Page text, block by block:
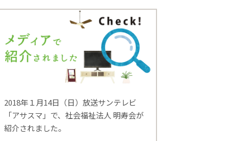
2018年１月14日（日）放送サンテレビ
「アサスマ」で、社会福祉法人 明寿会が
紹介されました。